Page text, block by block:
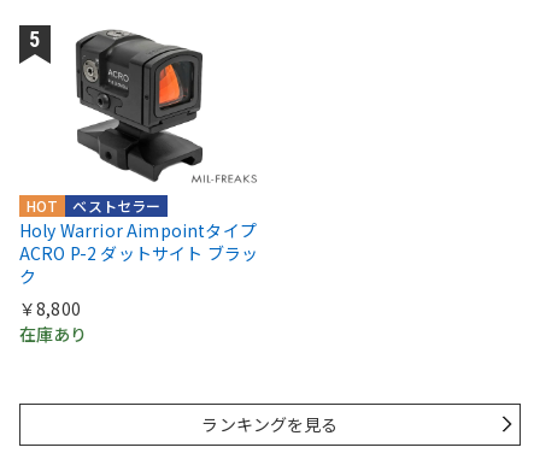
ベストセラー
HOT
Holy Warrior Aimpointタイプ
ACRO P-2 ダットサイト ブラッ
ク
￥8,800
在庫あり
ランキングを見る